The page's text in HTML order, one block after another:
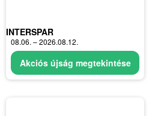
INTERSPAR
08.06. – 2026.08.12.
Akciós újság megtekintése